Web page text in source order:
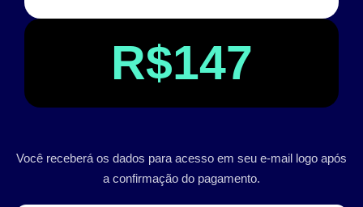
R$147
Você receberá os dados para acesso em seu e-mail logo após
a confirmação do pagamento.